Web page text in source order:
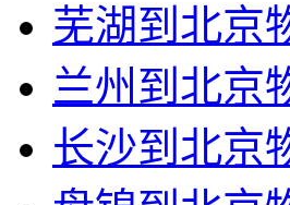
芜湖到北京
兰州到北京
长沙到北京